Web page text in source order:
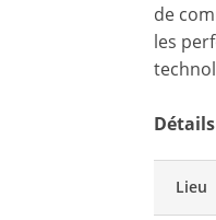
de
les
Lieu